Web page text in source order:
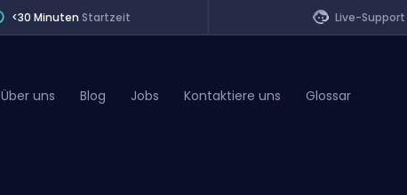
<30 Minuten Startzeit Live-Support
Über uns Blog Jobs Kontaktiere uns Glossar